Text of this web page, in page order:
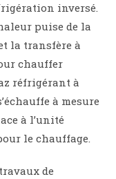
inversé.
puise de la
la transfère à
chauffer
réfrigérant à
à mesure
à l’unité
le chauffage.
de